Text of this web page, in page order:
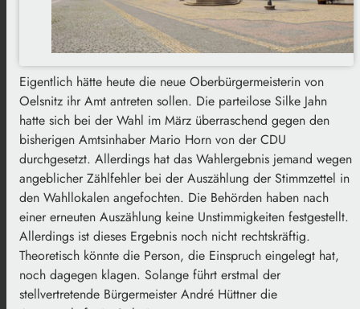
Eigentlich hätte heute die neue Oberbürgermeisterin von
Oelsnitz ihr Amt antreten sollen. Die parteilose Silke Jahn
hatte sich bei der Wahl im März überraschend gegen den
bisherigen Amtsinhaber Mario Horn von der CDU
durchgesetzt. Allerdings hat das Wahlergebnis jemand wegen
angeblicher Zählfehler bei der Auszählung der Stimmzettel in
den Wahllokalen angefochten. Die Behörden haben nach
einer erneuten Auszählung keine Unstimmigkeiten festgestellt.
Allerdings ist dieses Ergebnis noch nicht rechtskräftig.
Theoretisch könnte die Person, die Einspruch eingelegt hat,
noch dagegen klagen. Solange führt erstmal der
stellvertretende Bürgermeister André Hüttner die